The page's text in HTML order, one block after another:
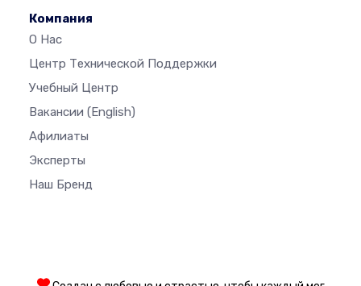
Компания
О Нас
Центр Технической Поддержки
Учебный Центр
Вакансии (English)
Афилиаты
Эксперты
Наш Бренд